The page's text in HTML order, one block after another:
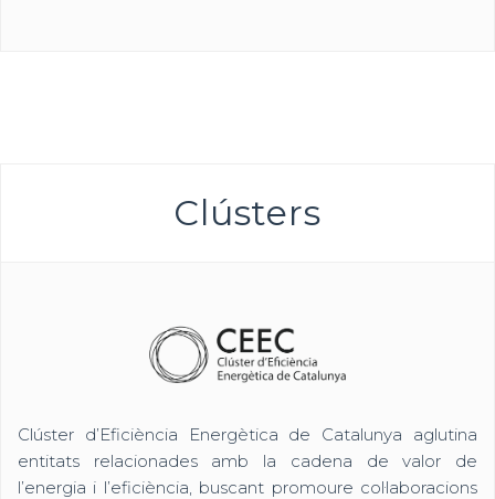
Clústers
Clúster d’Eficiència Energètica de Catalunya aglutina
entitats relacionades amb la cadena de valor de
l’energia i l’eficiència, buscant promoure col·laboracions